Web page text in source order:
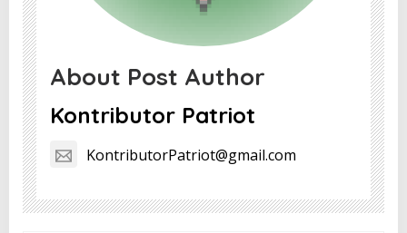
About Post Author
Kontributor Patriot
KontributorPatriot@gmail.com